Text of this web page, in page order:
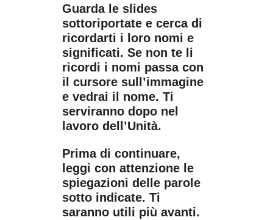
Guarda le slides
sottoriportate e cerca di
ricordarti i loro nomi e
significati. Se non te li
ricordi i nomi passa con
il cursore sull’immagine
e vedrai il nome. Ti
serviranno dopo nel
lavoro dell’Unità.
Prima di continuare,
leggi con attenzione le
spiegazioni delle parole
sotto indicate. Ti
saranno utili più avanti.